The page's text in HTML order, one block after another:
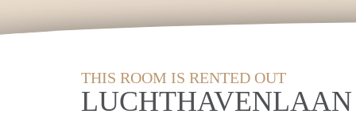
THIS ROOM IS RENTED OUT